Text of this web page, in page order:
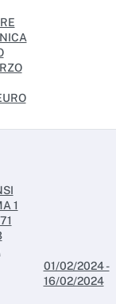
1
01/02/2024 -
16/02/2024